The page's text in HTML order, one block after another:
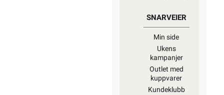
SNARVEIER
Min side
Ukens
kampanjer
Outlet med
kuppvarer
Kundeklubb